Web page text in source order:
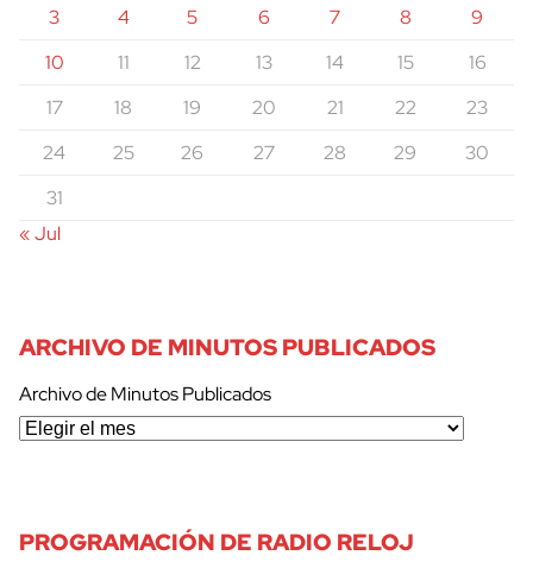
3 4 5 6 7 8
9
10
11 12 13 14 15
16
17
18 19 20 21 22
23
24
25 26 27 28 29
30
31
« Jul
ARCHIVO DE MINUTOS PUBLICADOS
Archivo de Minutos Publicados
PROGRAMACIÓN DE RADIO RELOJ